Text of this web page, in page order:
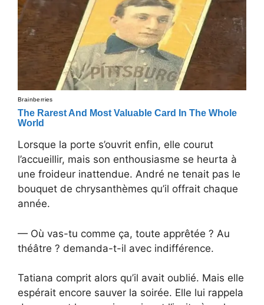
Lorsque la porte s’ouvrit enfin, elle courut
l’accueillir, mais son enthousiasme se heurta à
une froideur inattendue. André ne tenait pas le
bouquet de chrysanthèmes qu’il offrait chaque
année.
— Où vas-tu comme ça, toute apprêtée ? Au
théâtre ? demanda-t-il avec indifférence.
Tatiana comprit alors qu’il avait oublié. Mais elle
espérait encore sauver la soirée. Elle lui rappela